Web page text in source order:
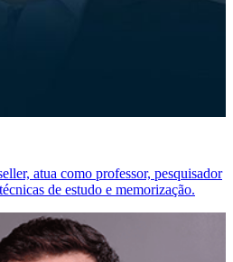
atua como professor, pesquisador
de estudo e memorização.